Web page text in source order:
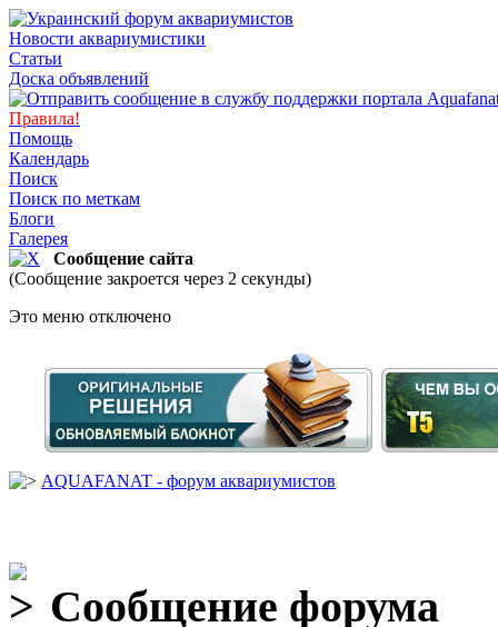
Новости аквариумистики
Статьи
Доска объявлений
Правила!
Помощь
Календарь
Поиск
Поиск по меткам
Блоги
Галерея
Сообщение сайта
(Сообщение закроется через 2 секунды)
Это меню отключено
AQUAFANAT - форум аквариумистов
Сообщение форума